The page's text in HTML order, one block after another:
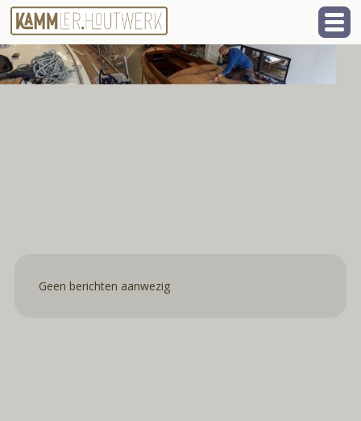
Geen berichten aanwezig